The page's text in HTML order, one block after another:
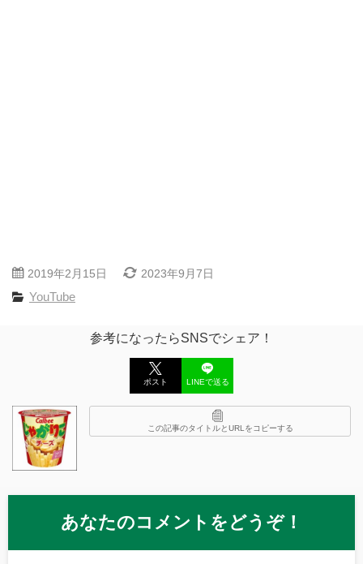
2019年2月15日 2023年9月7日
YouTube
参考になったらSNSでシェア！
ポスト LINEで送る
この記事のタイトルとURLをコピーする
あなたのコメントをどうぞ！